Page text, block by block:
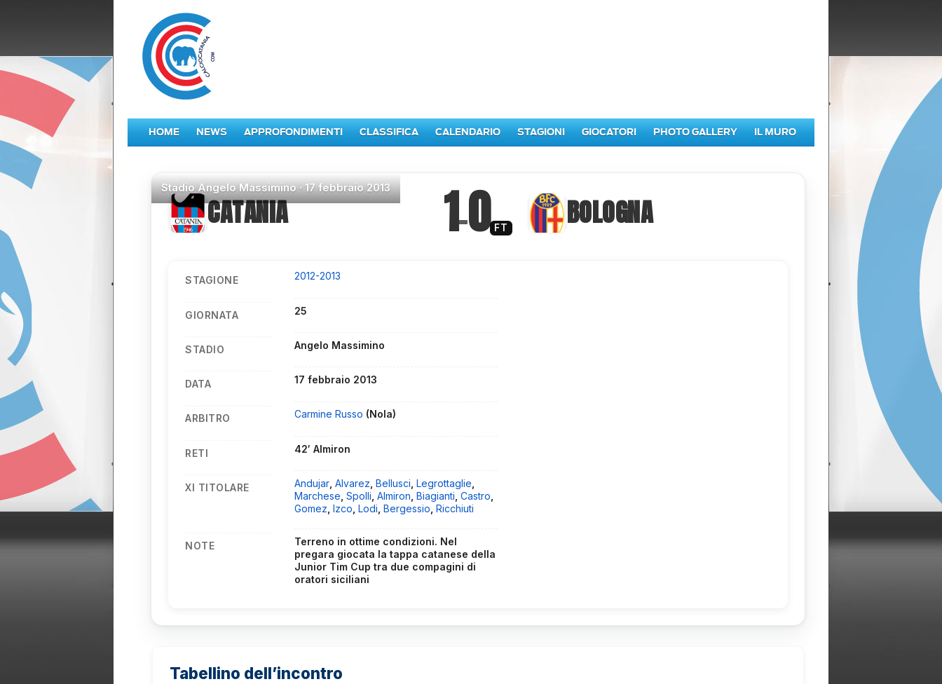
HOME NEWS APPROFONDIMENTI CLASSIFICA CALENDARIO STAGIONI GIOCATORI PHOTO GALLERY IL MURO
StadioAngelo Massimino ·17 febbraio 2013
CATANIA 1–0 FT BOLOGNA
STAGIONE 2012-2013
GIORNATA 25
STADIO Angelo Massimino
DATA 17 febbraio 2013
ARBITRO Carmine Russo (Nola)
RETI 42′ Almiron
XI TITOLARE Andujar ,Alvarez ,Bellusci ,Legrottaglie
Marchese ,Spolli ,Almiron ,Biagianti ,Castro
Gomez ,Izco ,Lodi ,Bergessio ,Ricchiuti
NOTE
Terreno in ottime condizioni. Nel
pregara giocata la tappa catanese della
Junior Tim Cup tra due compagini di
oratori siciliani
Tabellino dell’incontro